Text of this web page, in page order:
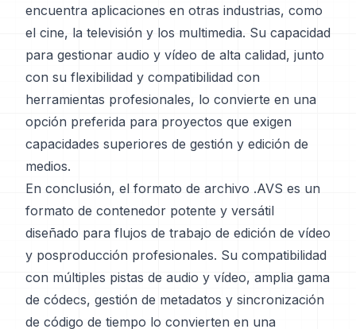
encuentra aplicaciones en otras industrias, como
el cine, la televisión y los multimedia. Su capacidad
para gestionar audio y vídeo de alta calidad, junto
con su flexibilidad y compatibilidad con
herramientas profesionales, lo convierte en una
opción preferida para proyectos que exigen
capacidades superiores de gestión y edición de
medios.
En conclusión, el formato de archivo .AVS es un
formato de contenedor potente y versátil
diseñado para flujos de trabajo de edición de vídeo
y posproducción profesionales. Su compatibilidad
con múltiples pistas de audio y vídeo, amplia gama
de códecs, gestión de metadatos y sincronización
de código de tiempo lo convierten en una